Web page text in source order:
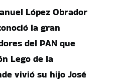
López Obrador
la gran
del PAN que
Lego de la
vivió su hijo José